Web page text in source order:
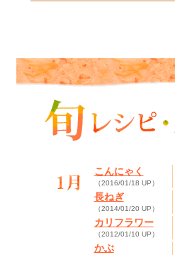
こんにゃく
（2016/01/18 UP）
長ねぎ
（2014/01/20 UP）
カリフラワー
（2012/01/10 UP）
かぶ